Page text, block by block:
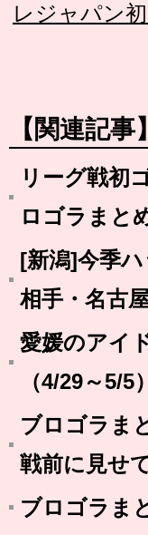
レジャパン
【関連記事】
リーグ戦初
ロゴラまと
[新潟]今季
相手・名古
愛媛のアイ
（4/29～5/5）
ブロゴラま
戦前に見せ
ブロゴラま